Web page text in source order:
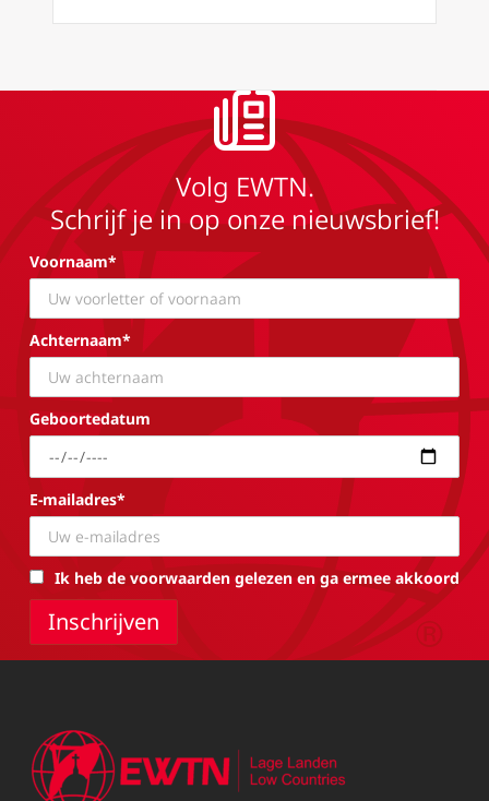
Volg EWTN.
Schrijf je in op onze nieuwsbrief!
Voornaam*
Achternaam*
Geboortedatum
E-mailadres*
Ik heb de voorwaarden gelezen en ga ermee akkoord